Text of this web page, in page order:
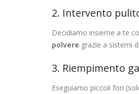
2. Intervento
Decidiamo insieme a te
polvere grazie a sistemi
3. Riempimento
Eseguiamo piccoli fori